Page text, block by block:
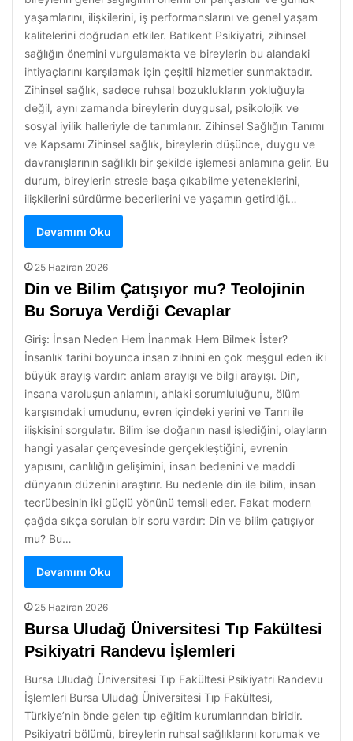
yaşamlarını, ilişkilerini, iş performanslarını ve genel yaşam
kalitelerini doğrudan etkiler. Batıkent Psikiyatri, zihinsel
sağlığın önemini vurgulamakta ve bireylerin bu alandaki
ihtiyaçlarını karşılamak için çeşitli hizmetler sunmaktadır.
Zihinsel sağlık, sadece ruhsal bozuklukların yokluğuyla
değil, aynı zamanda bireylerin duygusal, psikolojik ve
sosyal iyilik halleriyle de tanımlanır. Zihinsel Sağlığın Tanımı
ve Kapsamı Zihinsel sağlık, bireylerin düşünce, duygu ve
davranışlarının sağlıklı bir şekilde işlemesi anlamına gelir. Bu
durum, bireylerin stresle başa çıkabilme yeteneklerini,
ilişkilerini sürdürme becerilerini ve yaşamın getirdiği…
Devamını Oku
25 Haziran 2026
Din ve Bilim Çatışıyor mu? Teolojinin
Bu Soruya Verdiği Cevaplar
Giriş: İnsan Neden Hem İnanmak Hem Bilmek İster?
İnsanlık tarihi boyunca insan zihnini en çok meşgul eden iki
büyük arayış vardır: anlam arayışı ve bilgi arayışı. Din,
insana varoluşun anlamını, ahlaki sorumluluğunu, ölüm
karşısındaki umudunu, evren içindeki yerini ve Tanrı ile
ilişkisini sorgulatır. Bilim ise doğanın nasıl işlediğini, olayların
hangi yasalar çerçevesinde gerçekleştiğini, evrenin
yapısını, canlılığın gelişimini, insan bedenini ve maddi
dünyanın düzenini araştırır. Bu nedenle din ile bilim, insan
tecrübesinin iki güçlü yönünü temsil eder. Fakat modern
çağda sıkça sorulan bir soru vardır: Din ve bilim çatışıyor
mu? Bu…
Devamını Oku
25 Haziran 2026
Bursa Uludağ Üniversitesi Tıp Fakültesi
Psikiyatri Randevu İşlemleri
Bursa Uludağ Üniversitesi Tıp Fakültesi Psikiyatri Randevu
İşlemleri Bursa Uludağ Üniversitesi Tıp Fakültesi,
Türkiye’nin önde gelen tıp eğitim kurumlarından biridir.
Psikiyatri bölümü, bireylerin ruhsal sağlıklarını korumak ve